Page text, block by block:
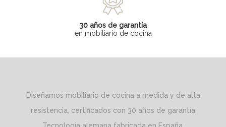
30 años de garantía
en mobiliario de cocina
Diseñamos mobiliario de cocina a medida y de alta
resistencia, certificados con 30 años de garantía